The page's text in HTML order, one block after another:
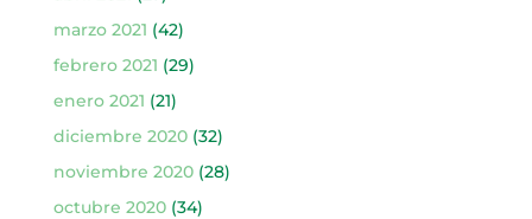
marzo 2021 (42)
febrero 2021 (29)
enero 2021 (21)
diciembre 2020(32)
noviembre 2020(28)
octubre 2020(34)